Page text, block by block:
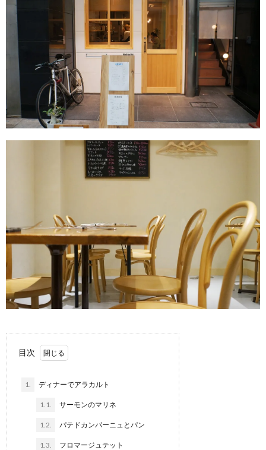
目次
1. ディナーでアラカルト
1.1. サーモンのマリネ
1.2. パテドカンパーニュとパン
1.3. フロマージュテット